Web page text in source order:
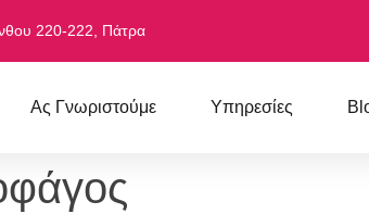
220-222, Πάτρα
Ας Γνωριστούμε Υπηρεσίες